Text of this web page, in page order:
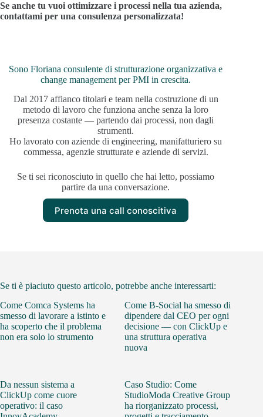
Se anche tu vuoi ottimizzare i processi nella tua azienda,
contattami per una consulenza personalizzata!
Sono Floriana consulente di strutturazione organizzativa e
change management per PMI in crescita.
Dal 2017 affianco titolari e team nella costruzione di un
metodo di lavoro che funziona anche senza la loro
presenza costante — partendo dai processi, non dagli
strumenti.
Ho lavorato con aziende di engineering, manifatturiero su
commessa, agenzie strutturate e aziende di servizi.
Se ti sei riconosciuto in quello che hai letto, possiamo
partire da una conversazione.
Prenota una call conoscitiva
Se ti è piaciuto questo articolo, potrebbe anche interessarti:
Come Comca Systems ha
smesso di lavorare a istinto e
ha scoperto che il problema
non era solo lo strumento
Come B-Social ha smesso di
dipendere dal CEO per ogni
decisione — con ClickUp e
una struttura operativa
nuova
Da nessun sistema a
ClickUp come cuore
operativo: il caso
Caso Studio: Come
StudioModa Creative Group
ha riorganizzato processi,